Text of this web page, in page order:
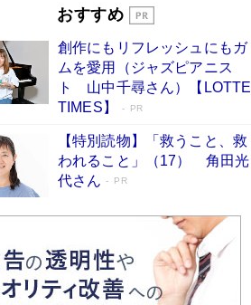
宙兄弟」最終46巻がベストセラー1
に幕 特装版には「宇宙で描かれたマ
」も収録
Book Bang
明宏 晩年の回答を集めた『ほほえんで生き
めの人生相談』がランクイン［エンターテイ
トベストセラー］
Book Bang
火垂るの墓』は、大嘘である」原作者が抱き
た“自責の念”とは…「自己憐憫は描きたくな
監督が徹底的にこだわったこと（後編） #
の記憶
Book Bang
って伸びるやつは、褒めたらもっと伸びる」
・高嶋政伸が家族に教わった“人を育てるコ
芸への考え方を明かす
Book Bang
おすすめ
創作にもリフレッシュにもガ
ムを愛用（ジャズピアニス
ト 山中千尋さん）【LOTTE
TIMES】
PR
【特別読物】「救うこと、救
われること」（17） 角田光
代さん
PR